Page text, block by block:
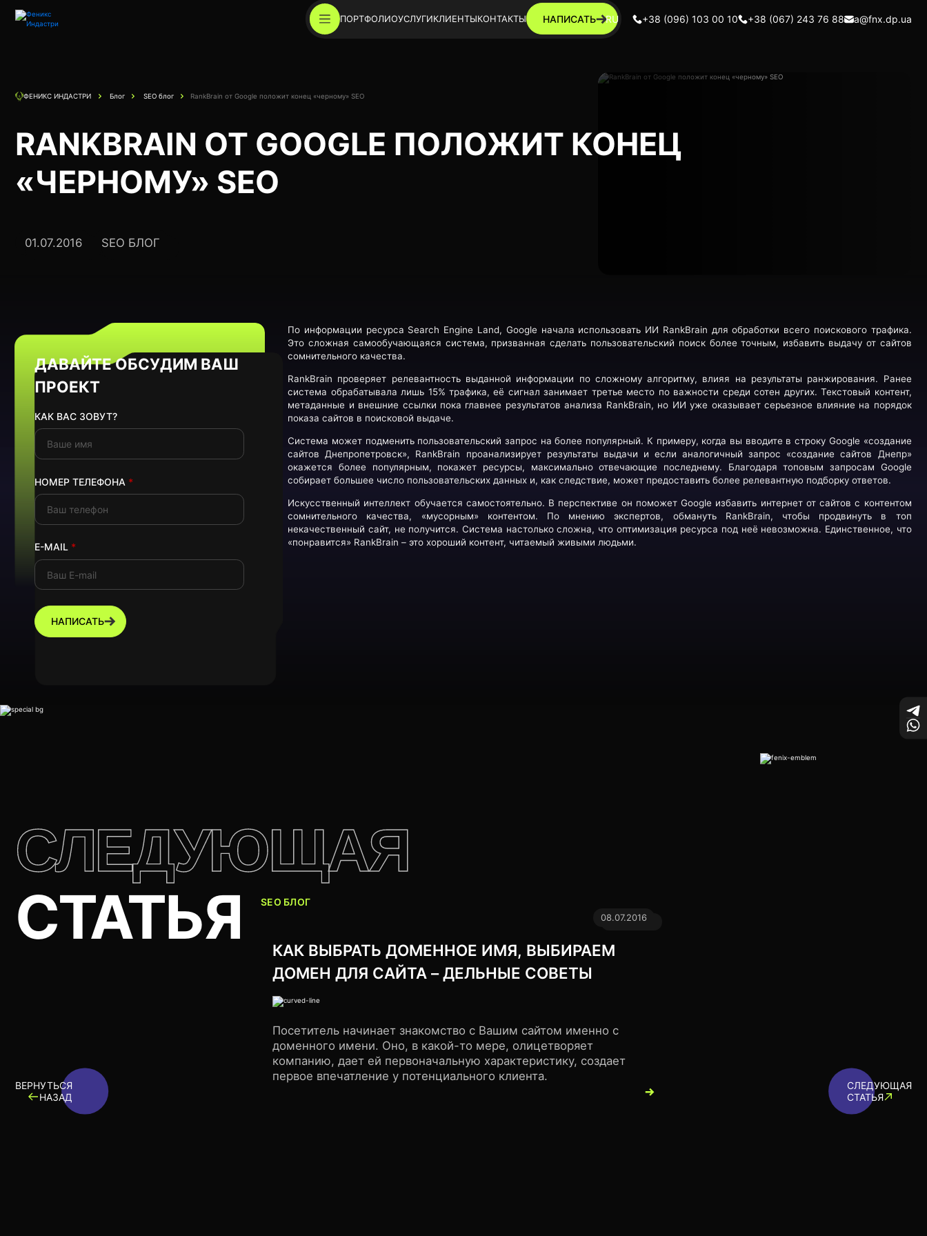
RU +38 (096) 103 00 10 +38 (067) 243 76 88 a@fnx.dp.ua
ПОРТФОЛИОУСЛУГИКЛИЕНТЫКОНТАКТЫ НАПИСАТЬ
+38 (096) 103 00 10
Telegram Viber Whatsapp
ФЕНИКС ИНДАСТРИ Блог SEO блог RankBrain от Google положит конец «черному» SEO
RANKBRAIN ОТ GOOGLE ПОЛОЖИТ КОНЕЦ
«ЧЕРНОМУ» SEO
01.07.2016 SEO БЛОГ
ДАВАЙТЕ ОБСУДИМ ВАШ
ПРОЕКТ
КАК ВАС ЗОВУТ?
НОМЕР ТЕЛЕФОНА *
E-MAIL *
НАПИСАТЬ
По информации ресурса Search Engine Land, Google начала использовать ИИ RankBrain для обработки всего поискового трафика.
Это сложная самообучающаяся система, призванная сделать пользовательский поиск более точным, избавить выдачу от сайтов
сомнительного качества.
RankBrain проверяет релевантность выданной информации по сложному алгоритму, влияя на результаты ранжирования. Ранее
система обрабатывала лишь 15% трафика, её сигнал занимает третье место по важности среди сотен других. Текстовый контент,
метаданные и внешние ссылки пока главнее результатов анализа RankBrain, но ИИ уже оказывает серьезное влияние на порядок
показа сайтов в поисковой выдаче.
Система может подменить пользовательский запрос на более популярный. К примеру, когда вы вводите в строку Google «создание
сайтов Днепропетровск», RankBrain проанализирует результаты выдачи и если аналогичный запрос «создание сайтов Днепр»
окажется более популярным, покажет ресурсы, максимально отвечающие последнему. Благодаря топовым запросам Google
собирает большее число пользовательских данных и, как следствие, может предоставить более релевантную подборку ответов.
Искусственный интеллект обучается самостоятельно. В перспективе он поможет Google избавить интернет от сайтов с контентом
сомнительного качества, «мусорным» контентом. По мнению экспертов, обмануть RankBrain, чтобы продвинуть в топ
некачественный сайт, не получится. Система настолько сложна, что оптимизация ресурса под неё невозможна. Единственное, что
«понравится» RankBrain – это хороший контент, читаемый живыми людьми.
СЛЕДУЮЩАЯ
СТАТЬЯ
ВЕРНУТЬСЯ
НАЗАД
SEO БЛОГ
08.07.2016
КАК ВЫБРАТЬ ДОМЕННОЕ ИМЯ, ВЫБИРАЕМ
ДОМЕН ДЛЯ САЙТА – ДЕЛЬНЫЕ СОВЕТЫ
Посетитель начинает знакомство с Вашим сайтом именно с
доменного имени. Оно, в какой-то мере, олицетворяет
компанию, дает ей первоначальную характеристику, создает
первое впечатление у потенциального клиента.
СЛЕДУЮЩАЯ
СТАТЬЯ